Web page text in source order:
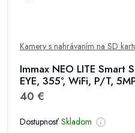
Kamery s nahrávaním na SD
Immax NEO LITE Smart
EYE, 355°, WiFi, P/T,
40 €
Dostupnosť Skladom